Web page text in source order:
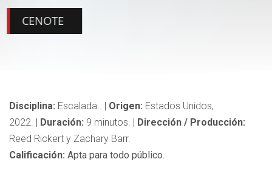
CENOTE
Disciplina: Escalada.. | Origen: Estados Unidos,
2022. | Duración: 9 minutos. | Dirección / Producción:
Reed Rickert y Zachary Barr.
Calificación: Apta para todo público.